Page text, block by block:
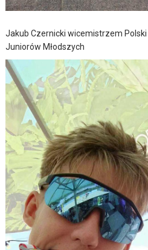
Jakub Czernicki wicemistrzem
Juniorów Młodszych